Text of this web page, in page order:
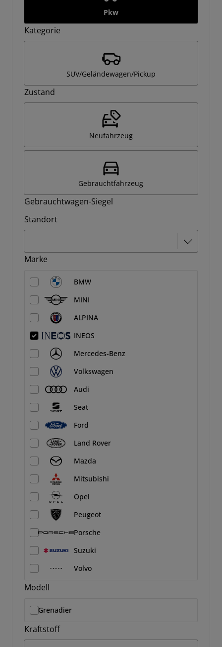
Pkw
Kategorie
SUV/Geländewagen/Pickup
Zustand
Neufahrzeug
Gebrauchtfahrzeug
Gebrauchtwagen-Siegel
Standort
Marke
BMW
MINI
ALPINA
INEOS
Mercedes-Benz
Volkswagen
Audi
Seat
Ford
Land Rover
Mazda
Mitsubishi
Opel
Peugeot
Porsche
Suzuki
Volvo
Modell
Grenadier
Kraftstoff